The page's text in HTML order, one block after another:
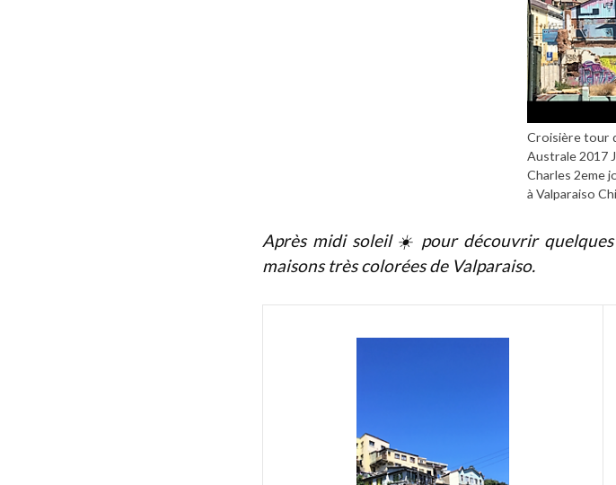
Croisière tour
Australe 2017
Charles 2eme
à Valparaiso
Après midi soleil ☀️ pour découvrir
maisons très colorées de Valparaiso.